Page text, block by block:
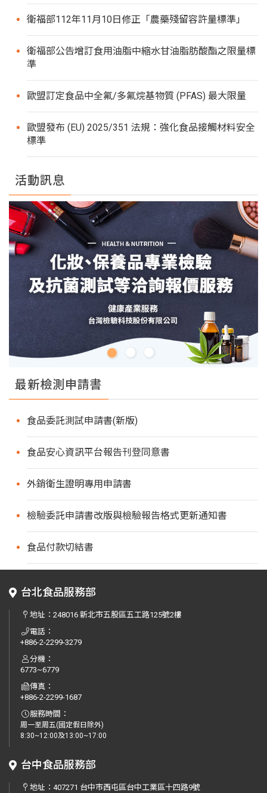
衛福部112年11月10日修正「農藥殘留容許量標準」
衛福部公告增訂食用油脂中縮水甘油脂肪酸酯之限量標
準
歐盟訂定食品中全氟/多氟烷基物質 (PFAS) 最大限量
歐盟發布 (EU) 2025/351 法規：強化食品接觸材料安全
標準
活動訊息
最新檢測申請書
食品委託測試申請書(新版)
食品安心資訊平台報告刊登同意書
外銷衛生證明專用申請書
檢驗委託申請書改版與檢驗報告格式更新通知書
食品付款切結書
台北食品服務部
地址：248016 新北市五股區五工路125號2樓
電話：
+886-2-2299-3279
分機：
6773~6779
傳真：
+886-2-2299-1687
服務時間：
周一至周五(國定假日除外)
8:30~12:00及13:00~17:00
台中食品服務部
地址：407271 台中市西屯區台中工業區十四路9號